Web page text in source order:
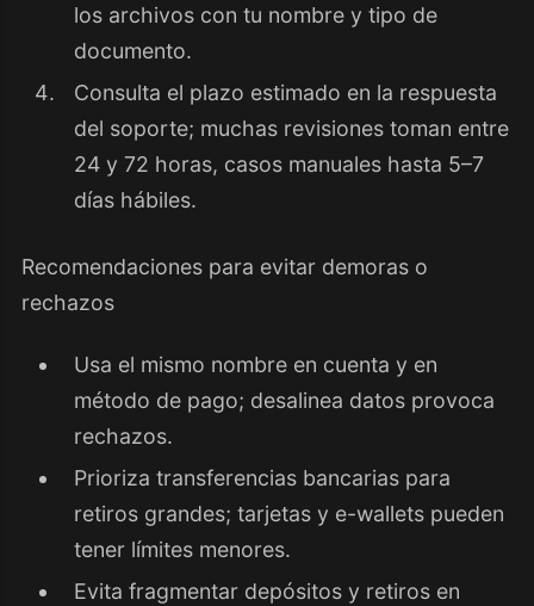
los archivos con tu nombre y tipo de
documento.
Consulta el plazo estimado en la respuesta
del soporte; muchas revisiones toman entre
24 y 72 horas, casos manuales hasta 5–7
días hábiles.
Recomendaciones para evitar demoras o
rechazos
Usa el mismo nombre en cuenta y en
método de pago; desalinea datos provoca
rechazos.
Prioriza transferencias bancarias para
retiros grandes; tarjetas y e-wallets pueden
tener límites menores.
Evita fragmentar depósitos y retiros en